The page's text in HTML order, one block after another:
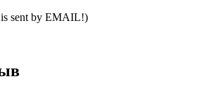
sent by EMAIL!)